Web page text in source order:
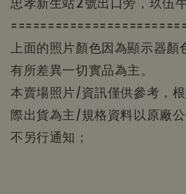
上面的照片顏色因為顯示器
有所差異一切實品為主。
本賣場照片/資訊僅供參考，
際出貨為主/規格資料以原廠
不另行通知；